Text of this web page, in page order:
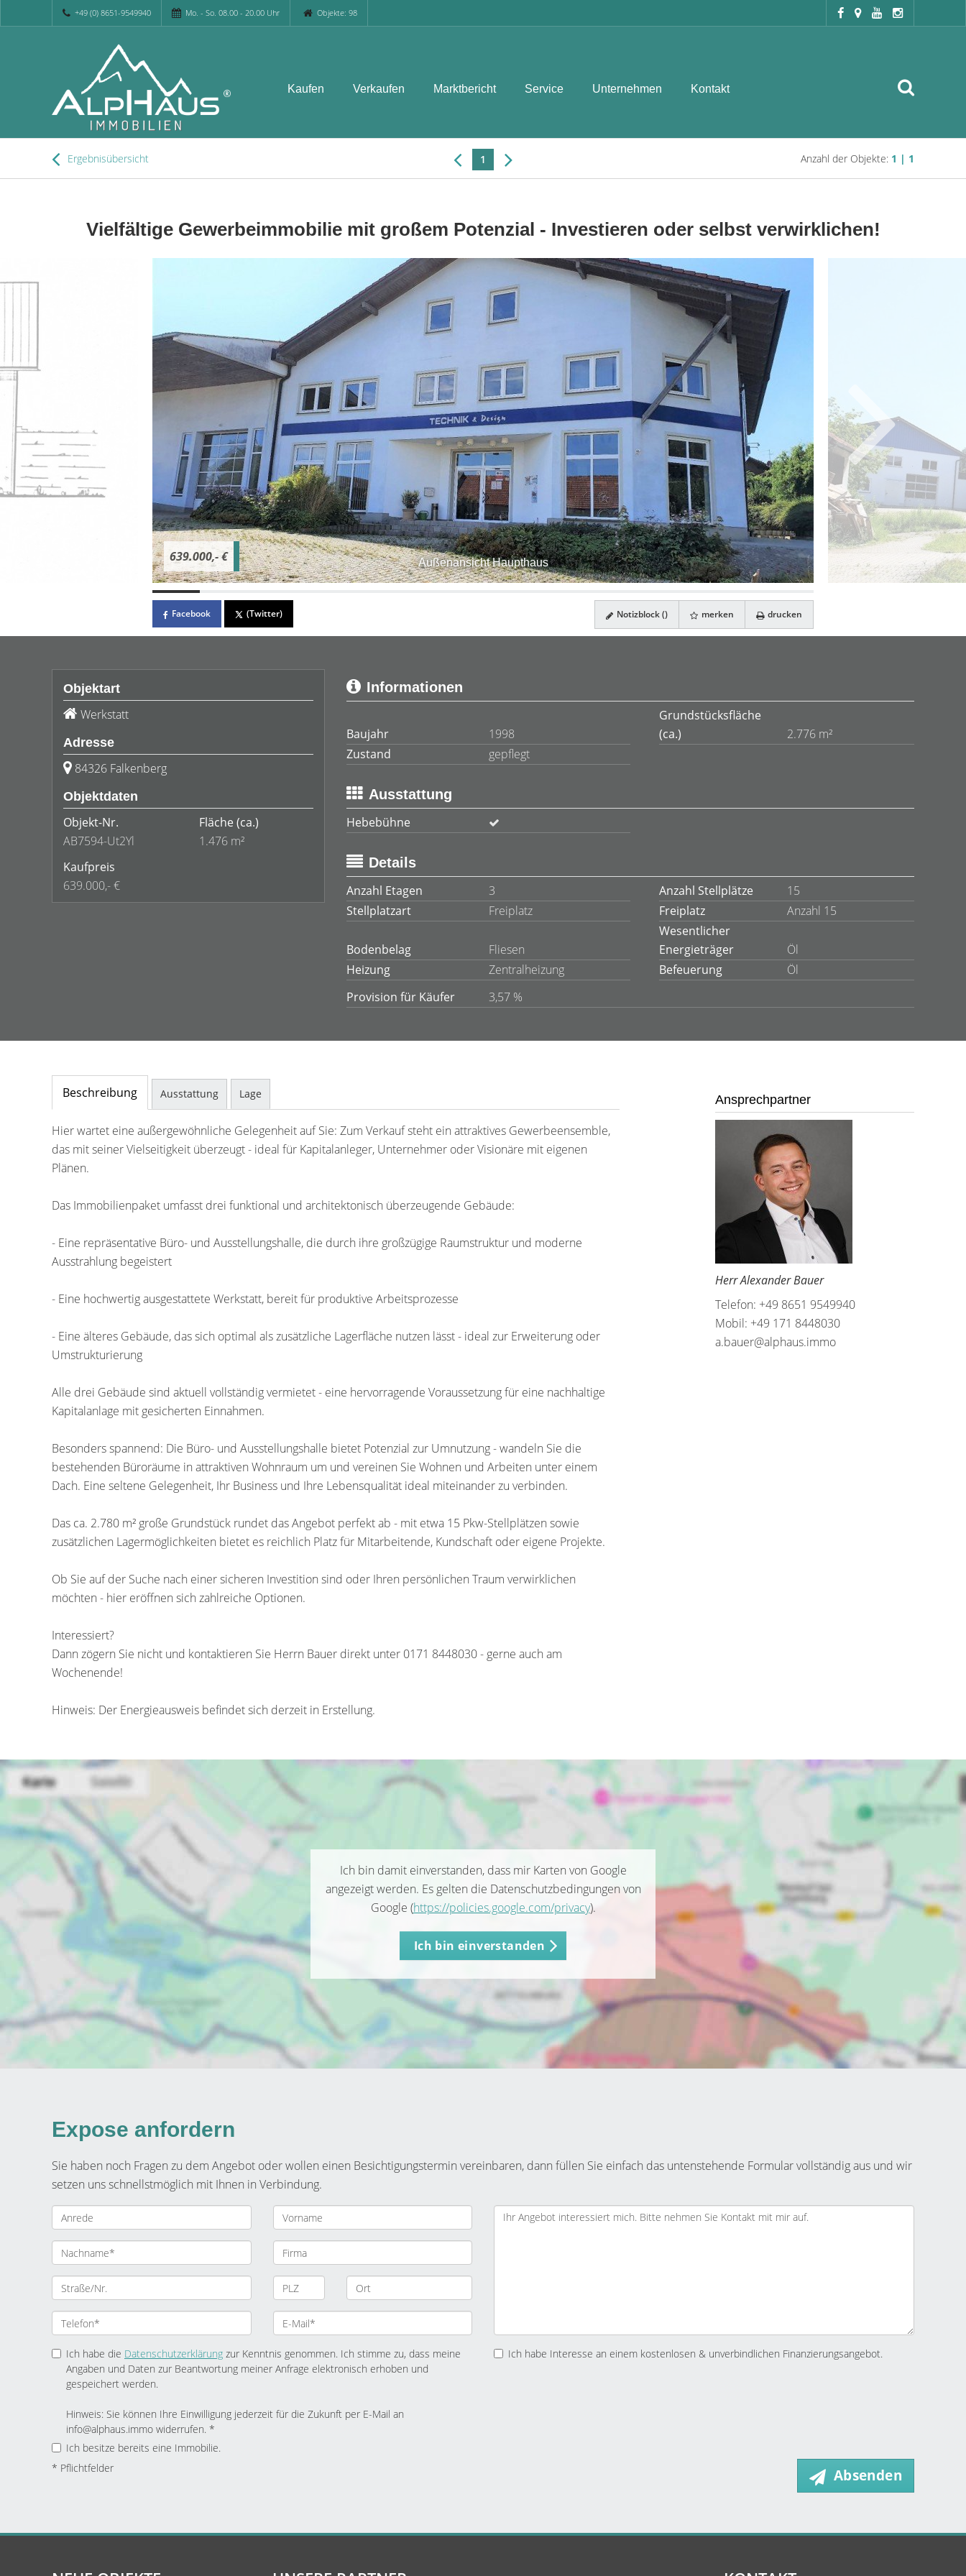
+49 (0) 8651-9549940 Mo. - So. 08.00 - 20.00 Uhr Objekte: 98
Kaufen Verkaufen Marktbericht Service Unternehmen Kontakt
Ergebnisübersicht 1 Anzahl der Objekte: 1 | 1
Vielfältige Gewerbeimmobilie mit großem Potenzial - Investieren oder selbst verwirklichen!
Außenansicht Haupthaus
639.000,- €
Facebook (Twitter) Notizblock () merken drucken
Objektart
Werkstatt
Adresse
84326 Falkenberg
Objektdaten
Objekt-Nr.
AB7594-Ut2Yl
Fläche (ca.)
1.476 m²
Kaufpreis
639.000,- €
Informationen
Baujahr 1998
Grundstücksfläche
(ca.)
2.776 m²
Zustand
gepflegt
Ausstattung
Hebebühne
Details
Anzahl Etagen
3 Anzahl Stellplätze
15
Stellplatzart
Freiplatz Freiplatz Anzahl 15
Bodenbelag Fliesen
Wesentlicher
Energieträger
Öl
Heizung
Zentralheizung Befeuerung
Öl
Provision für Käufer
3,57 %
Beschreibung Ausstattung Lage
Hier wartet eine außergewöhnliche Gelegenheit auf Sie: Zum Verkauf steht ein attraktives Gewerbeensemble,
das mit seiner Vielseitigkeit überzeugt - ideal für Kapitalanleger, Unternehmer oder Visionäre mit eigenen
Plänen.
Das Immobilienpaket umfasst drei funktional und architektonisch überzeugende Gebäude:
- Eine repräsentative Büro- und Ausstellungshalle, die durch ihre großzügige Raumstruktur und moderne
Ausstrahlung begeistert
- Eine hochwertig ausgestattete Werkstatt, bereit für produktive Arbeitsprozesse
- Eine älteres Gebäude, das sich optimal als zusätzliche Lagerfläche nutzen lässt - ideal zur Erweiterung oder
Umstrukturierung
Alle drei Gebäude sind aktuell vollständig vermietet - eine hervorragende Voraussetzung für eine nachhaltige
Kapitalanlage mit gesicherten Einnahmen.
Besonders spannend: Die Büro- und Ausstellungshalle bietet Potenzial zur Umnutzung - wandeln Sie die
bestehenden Büroräume in attraktiven Wohnraum um und vereinen Sie Wohnen und Arbeiten unter einem
Dach. Eine seltene Gelegenheit, Ihr Business und Ihre Lebensqualität ideal miteinander zu verbinden.
Das ca. 2.780 m² große Grundstück rundet das Angebot perfekt ab - mit etwa 15 Pkw-Stellplätzen sowie
zusätzlichen Lagermöglichkeiten bietet es reichlich Platz für Mitarbeitende, Kundschaft oder eigene Projekte.
Ob Sie auf der Suche nach einer sicheren Investition sind oder Ihren persönlichen Traum verwirklichen
möchten - hier eröffnen sich zahlreiche Optionen.
Interessiert?
Dann zögern Sie nicht und kontaktieren Sie Herrn Bauer direkt unter 0171 8448030 - gerne auch am
Wochenende!
Hinweis: Der Energieausweis befindet sich derzeit in Erstellung.
Ansprechpartner
Herr Alexander Bauer
Telefon: +49 8651 9549940
Mobil: +49 171 8448030
a.bauer@alphaus.immo
Ich bin damit einverstanden, dass mir Karten von Google
angezeigt werden. Es gelten die Datenschutzbedingungen von
Google (https://policies.google.com/privacy).
Ich bin einverstanden
Expose anfordern
Sie haben noch Fragen zu dem Angebot oder wollen einen Besichtigungstermin vereinbaren, dann füllen Sie einfach das untenstehende Formular vollständig aus und wir
setzen uns schnellstmöglich mit Ihnen in Verbindung.
Ich habe die Datenschutzerklärung zur Kenntnis genommen. Ich stimme zu, dass meine
Angaben und Daten zur Beantwortung meiner Anfrage elektronisch erhoben und
gespeichert werden.
Hinweis: Sie können Ihre Einwilligung jederzeit für die Zukunft per E-Mail an
info@alphaus.immo widerrufen. *
Ich besitze bereits eine Immobilie.
Ich habe Interesse an einem kostenlosen & unverbindlichen Finanzierungsangebot.
* Pflichtfelder Absenden